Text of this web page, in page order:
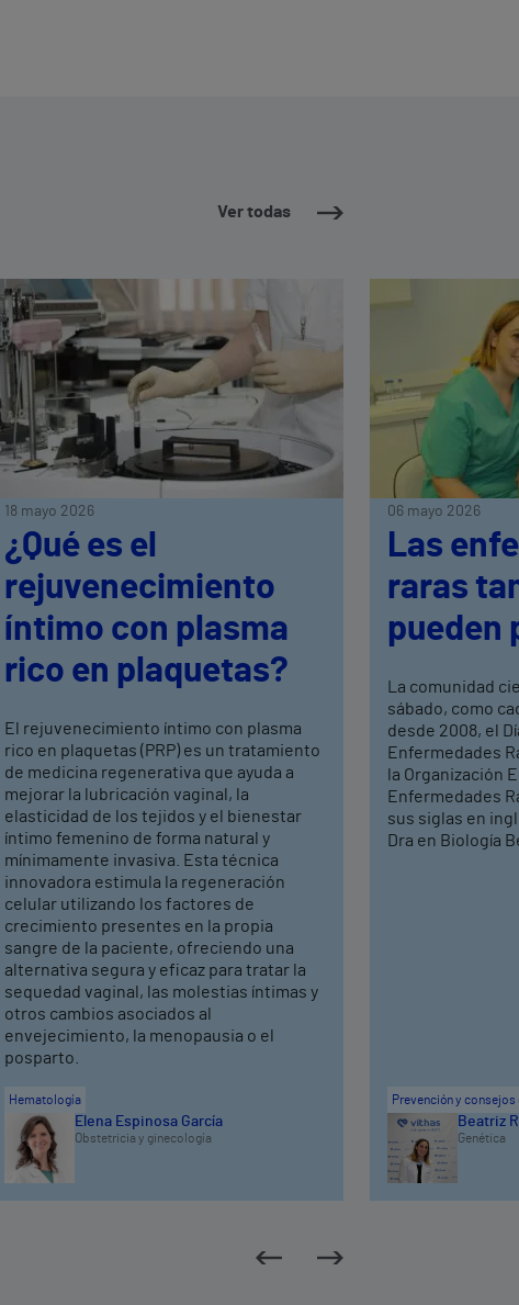
Ver todas
18 mayo 2026
¿Qué es el
rejuvenecimiento
íntimo con plasma
rico en plaquetas?
El rejuvenecimiento íntimo con plasma
rico en plaquetas (PRP) es un tratamiento
de medicina regenerativa que ayuda a
mejorar la lubricación vaginal, la
elasticidad de los tejidos y el bienestar
íntimo femenino de forma natural y
mínimamente invasiva. Esta técnica
innovadora estimula la regeneración
celular utilizando los factores de
crecimiento presentes en la propia
sangre de la paciente, ofreciendo una
alternativa segura y eficaz para tratar la
sequedad vaginal, las molestias íntimas y
otros cambios asociados al
envejecimiento, la menopausia o el
posparto.
Hematología
Elena Espinosa García
Obstetricia y ginecología
06 mayo 2026
Las
raras
pueden
La comunidad
sábado, como
desde 2008, el
Enfermedades
la Organización
Enfermedades
sus siglas en
Dra en Biología
Prevención y consejos
Beatriz
Genética